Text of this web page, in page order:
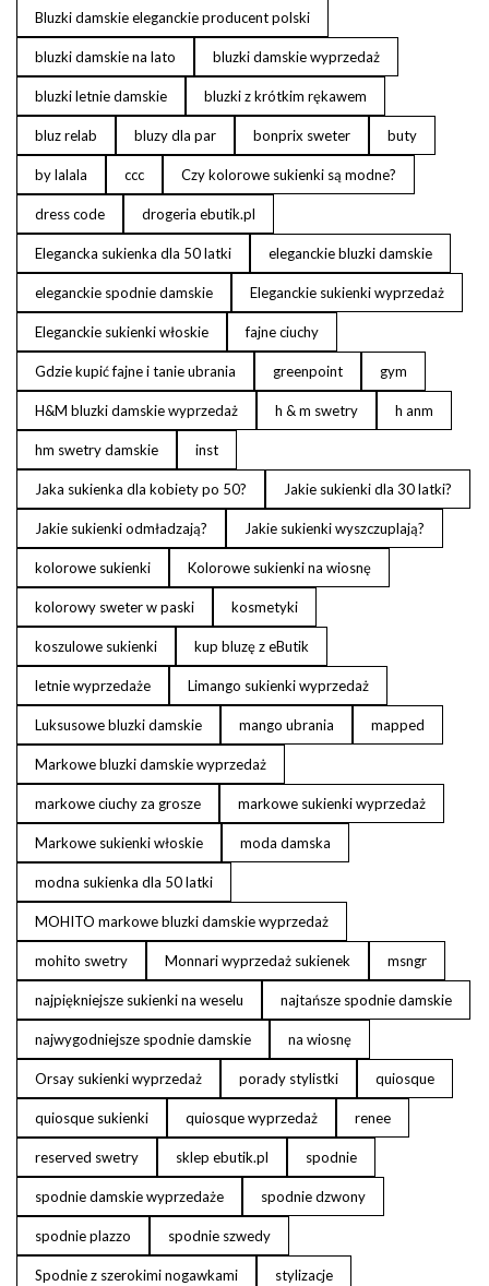
Bluzki damskie eleganckie producent polski
bluzki damskie na lato bluzki damskie wyprzedaż
bluzki letnie damskie bluzki z krótkim rękawem
bluz relab bluzy dla par bonprix sweter buty
by lalala ccc Czy kolorowe sukienki są modne?
dress code drogeria ebutik.pl
Elegancka sukienka dla 50 latki eleganckie bluzki damskie
eleganckie spodnie damskie Eleganckie sukienki wyprzedaż
Eleganckie sukienki włoskie fajne ciuchy
Gdzie kupić fajne i tanie ubrania greenpoint gym
H&M bluzki damskie wyprzedaż h & m swetry h anm
hm swetry damskie inst
Jaka sukienka dla kobiety po 50? Jakie sukienki dla 30 latki?
Jakie sukienki odmładzają? Jakie sukienki wyszczuplają?
kolorowe sukienki Kolorowe sukienki na wiosnę
kolorowy sweter w paski kosmetyki
koszulowe sukienki kup bluzę z eButik
letnie wyprzedaże Limango sukienki wyprzedaż
Luksusowe bluzki damskie mango ubrania mapped
Markowe bluzki damskie wyprzedaż
markowe ciuchy za grosze markowe sukienki wyprzedaż
Markowe sukienki włoskie moda damska
modna sukienka dla 50 latki
MOHITO markowe bluzki damskie wyprzedaż
mohito swetry Monnari wyprzedaż sukienek msngr
najpiękniejsze sukienki na weselu najtańsze spodnie damskie
najwygodniejsze spodnie damskie na wiosnę
Orsay sukienki wyprzedaż porady stylistki quiosque
quiosque sukienki quiosque wyprzedaż renee
reserved swetry sklep ebutik.pl spodnie
spodnie damskie wyprzedaże spodnie dzwony
spodnie plazzo spodnie szwedy
Spodnie z szerokimi nogawkami stylizacje